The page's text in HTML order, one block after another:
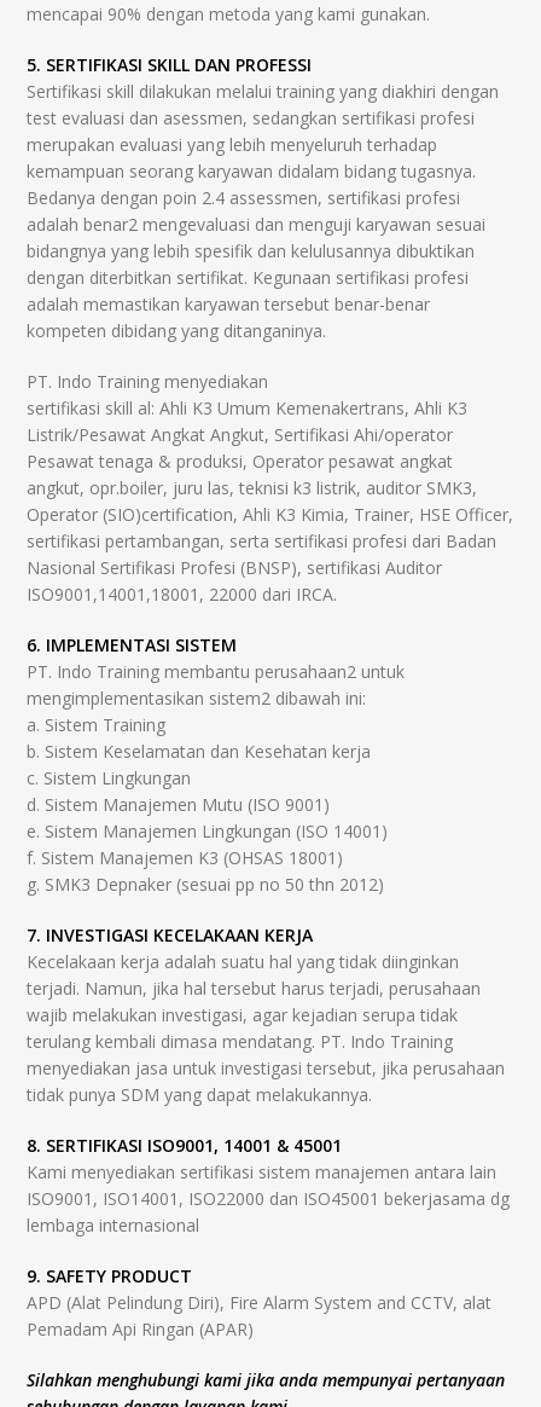
mencapai 90% dengan metoda yang kami gunakan.
5. SERTIFIKASI SKILL DAN PROFESSI
Sertifikasi skill dilakukan melalui training yang diakhiri dengan
test evaluasi dan asessmen, sedangkan sertifikasi profesi
merupakan evaluasi yang lebih menyeluruh terhadap
kemampuan seorang karyawan didalam bidang tugasnya.
Bedanya dengan poin 2.4 assessmen, sertifikasi profesi
adalah benar2 mengevaluasi dan menguji karyawan sesuai
bidangnya yang lebih spesifik dan kelulusannya dibuktikan
dengan diterbitkan sertifikat. Kegunaan sertifikasi profesi
adalah memastikan karyawan tersebut benar-benar
kompeten dibidang yang ditanganinya.
PT. Indo Training menyediakan
sertifikasi skill al: Ahli K3 Umum Kemenakertrans, Ahli K3
Listrik/Pesawat Angkat Angkut, Sertifikasi Ahi/operator
Pesawat tenaga & produksi, Operator pesawat angkat
angkut, opr.boiler, juru las, teknisi k3 listrik, auditor SMK3,
Operator (SIO)certification, Ahli K3 Kimia, Trainer, HSE Officer,
sertifikasi pertambangan, serta sertifikasi profesi dari Badan
Nasional Sertifikasi Profesi (BNSP), sertifikasi Auditor
ISO9001,14001,18001, 22000 dari IRCA.
6. IMPLEMENTASI SISTEM
PT. Indo Training membantu perusahaan2 untuk
mengimplementasikan sistem2 dibawah ini:
a. Sistem Training
b. Sistem Keselamatan dan Kesehatan kerja
c. Sistem Lingkungan
d. Sistem Manajemen Mutu (ISO 9001)
e. Sistem Manajemen Lingkungan (ISO 14001)
f. Sistem Manajemen K3 (OHSAS 18001)
g. SMK3 Depnaker (sesuai pp no 50 thn 2012)
7. INVESTIGASI KECELAKAAN KERJA
Kecelakaan kerja adalah suatu hal yang tidak diinginkan
terjadi. Namun, jika hal tersebut harus terjadi, perusahaan
wajib melakukan investigasi, agar kejadian serupa tidak
terulang kembali dimasa mendatang. PT. Indo Training
menyediakan jasa untuk investigasi tersebut, jika perusahaan
tidak punya SDM yang dapat melakukannya.
8. SERTIFIKASI ISO9001, 14001 & 45001
Kami menyediakan sertifikasi sistem manajemen antara lain
ISO9001, ISO14001, ISO22000 dan ISO45001 bekerjasama dg
lembaga internasional
9. SAFETY PRODUCT
APD (Alat Pelindung Diri), Fire Alarm System and CCTV, alat
Pemadam Api Ringan (APAR)
Silahkan menghubungi kami jika anda mempunyai pertanyaan